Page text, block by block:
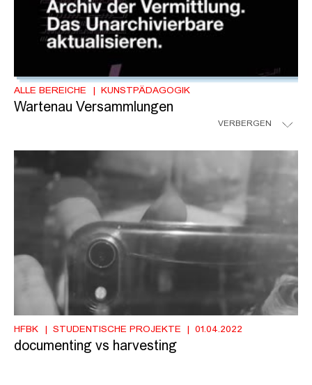
ALLE BEREICHE KUNSTPÄDAGOGIK
Wartenau Versammlungen
VERBERGEN
HFBK STUDENTISCHE PROJEKTE 01.04.2022
documenting vs harvesting